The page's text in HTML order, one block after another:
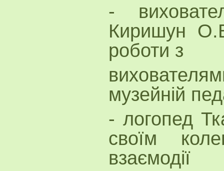
-
Киришун
роботи з
музейній
- логопед
своїм
взаємодії